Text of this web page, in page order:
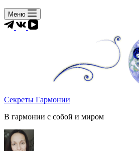
Меню
Секреты Гармонии
В гармонии c собой и миром